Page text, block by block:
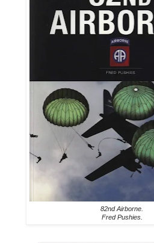
82nd Airborne.
Fred Pushies.